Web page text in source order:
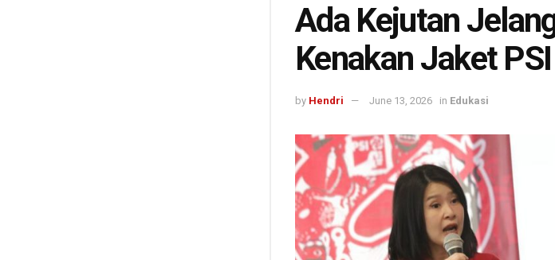
Ada Kejutan
Kenakan Jaket PSI
by Hendri June 13, 2026 in Edukasi